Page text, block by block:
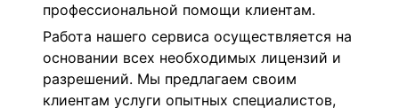
профессиональной помощи клиентам.
Работа нашего сервиса осуществляется на
основании всех необходимых лицензий и
разрешений. Мы предлагаем своим
клиентам услуги опытных специалистов,